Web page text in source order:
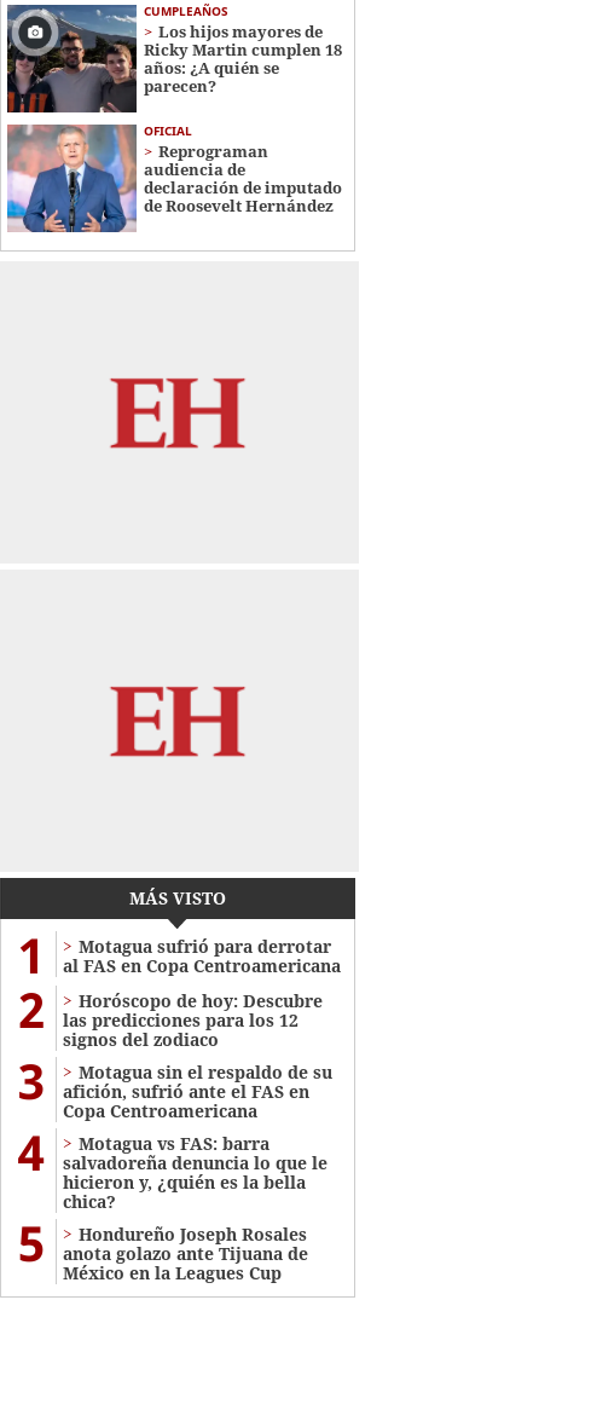
CUMPLEAÑOS
Los hijos mayores de
Ricky Martin cumplen 18
años: ¿A quién se
parecen?
OFICIAL
Reprograman
audiencia de
declaración de imputado
de Roosevelt Hernández
MÁS VISTO
1
Motagua sufrió para derrotar
al FAS en Copa Centroamericana
2
Horóscopo de hoy: Descubre
las predicciones para los 12
signos del zodiaco
3
Motagua sin el respaldo de su
afición, sufrió ante el FAS en
Copa Centroamericana
4
Motagua vs FAS: barra
salvadoreña denuncia lo que le
hicieron y, ¿quién es la bella
chica?
5
Hondureño Joseph Rosales
anota golazo ante Tijuana de
México en la Leagues Cup